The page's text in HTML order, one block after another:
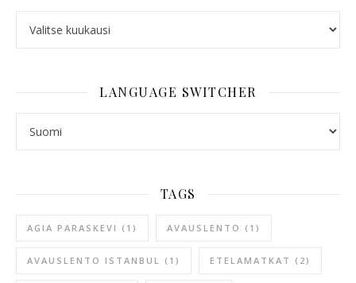
LANGUAGE SWITCHER
TAGS
AGIA PARASKEVI (1) AVAUSLENTO (1)
AVAUSLENTO ISTANBUL (1) ETELAMATKAT (2)